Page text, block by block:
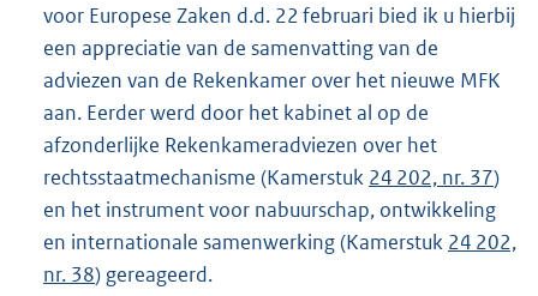
voor Europese Zaken d.d. 22 februari bied ik u hierbij
een appreciatie van de samenvatting van de
adviezen van de Rekenkamer over het nieuwe MFK
aan. Eerder werd door het kabinet al op de
afzonderlijke Rekenkameradviezen over het
rechtsstaatmechanisme (Kamerstuk 24 202, nr. 37)
en het instrument voor nabuurschap, ontwikkeling
en internationale samenwerking (Kamerstuk 24 202,
nr. 38) gereageerd.